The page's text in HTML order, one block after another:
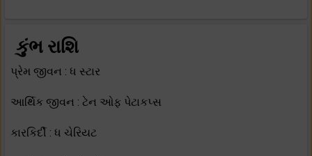
કુંભ રાશિ
પ્રેમ જીવન : ધ સ્ટાર
આર્થિક જીવન : ટેન ઓફ પેટાકપ્સ
કારકિર્દી : ધ ચેરિયટ